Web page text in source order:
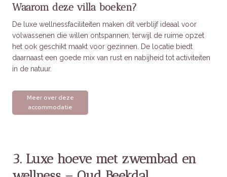
Waarom deze villa boeken?
De luxe wellnessfaciliteiten maken dit verblijf ideaal voor
volwassenen die willen ontspannen, terwijl de ruime opzet
het ook geschikt maakt voor gezinnen. De locatie biedt
daarnaast een goede mix van rust en nabijheid tot activiteiten
in de natuur.
Meer over deze
accommodatie
3. Luxe hoeve met zwembad en